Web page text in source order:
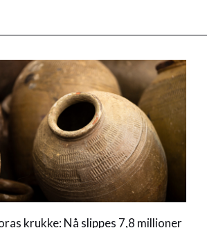
krukke: Nå slippes 7,8 millioner